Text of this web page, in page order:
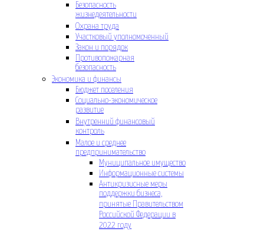
Безопасность
жизнедеятельности
Охрана труда
Участковый уполномоченный
Закон и порядок
Противопожарная
безопасность
Экономика и финансы
Бюджет поселения
Социально-экономическое
развитие
Внутренний финансовый
контроль
Малое и среднее
предпринимательство
Муниципальное имущество
Информационные системы
Антикризисные меры
поддержки бизнеса,
принятые Правительством
Российской Федерации в
2022 году